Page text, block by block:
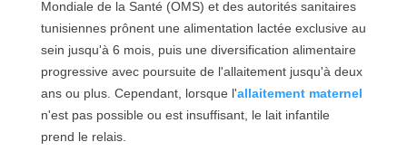
Mondiale de la Santé (OMS) et des autorités sanitaires
tunisiennes prônent une alimentation lactée exclusive au
sein jusqu'à 6 mois, puis une diversification alimentaire
progressive avec poursuite de l'allaitement jusqu'à deux
ans ou plus. Cependant, lorsque l'allaitement maternel
n'est pas possible ou est insuffisant, le lait infantile
prend le relais.